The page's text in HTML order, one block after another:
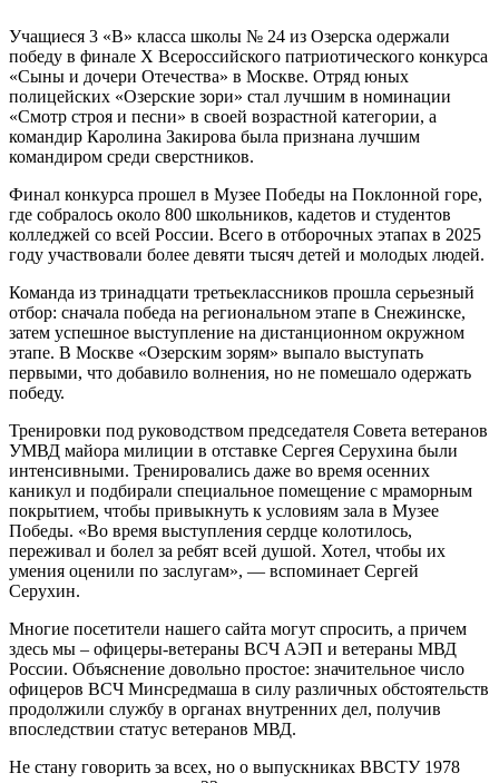
Учащиеся 3 «В» класса школы № 24 из Озерска одержали
победу в финале Х Всероссийского патриотического конкурса
«Сыны и дочери Отечества» в Москве. Отряд юных
полицейских «Озерские зори» стал лучшим в номинации
«Смотр строя и песни» в своей возрастной категории, а
командир Каролина Закирова была признана лучшим
командиром среди сверстников.
Финал конкурса прошел в Музее Победы на Поклонной горе,
где собралось около 800 школьников, кадетов и студентов
колледжей со всей России. Всего в отборочных этапах в 2025
году участвовали более девяти тысяч детей и молодых людей.
Команда из тринадцати третьеклассников прошла серьезный
отбор: сначала победа на региональном этапе в Снежинске,
затем успешное выступление на дистанционном окружном
этапе. В Москве «Озерским зорям» выпало выступать
первыми, что добавило волнения, но не помешало одержать
победу.
Тренировки под руководством председателя Совета ветеранов
УМВД майора милиции в отставке Сергея Серухина были
интенсивными. Тренировались даже во время осенних
каникул и подбирали специальное помещение с мраморным
покрытием, чтобы привыкнуть к условиям зала в Музее
Победы. «Во время выступления сердце колотилось,
переживал и болел за ребят всей душой. Хотел, чтобы их
умения оценили по заслугам», — вспоминает Сергей
Серухин.
Многие посетители нашего сайта могут спросить, а причем
здесь мы – офицеры-ветераны ВСЧ АЭП и ветераны МВД
России. Объяснение довольно простое: значительное число
офицеров ВСЧ Минсредмаша в силу различных обстоятельств
продолжили службу в органах внутренних дел, получив
впоследствии статус ветеранов МВД.
Не стану говорить за всех, но о выпускниках ВВСТУ 1978